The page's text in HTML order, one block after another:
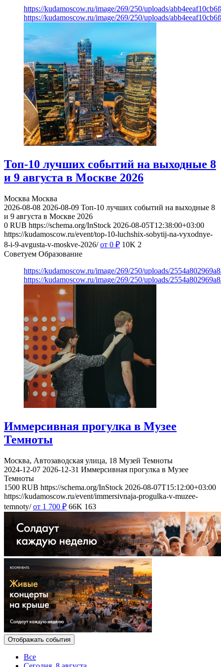
https://kudamoscow.ru/image/269/250/uploads/
https://kudamoscow.ru/image/269/250/uploads/
Топ-10 лучших событий на выходные 8
и 9 августа в Москве 2026
Москва Москва
2026-08-08 2026-08-09 Топ-10 лучших событий на выходные 8
и 9 августа в Москве 2026
0 RUB https://schema.org/InStock 2026-08-05T12:38:00+03:00
https://kudamoscow.ru/event/top-10-luchshix-sobytij-na-vyxodnye-
8-i-9-avgusta-v-moskve-2026/ от 0 ₽ 10K 2
Советуем Образование
https://kudamoscow.ru/image/269/250/uploads/
https://kudamoscow.ru/image/269/250/uploads/
Иммерсивная прогулка в Музее
Темноты
Москва, Автозаводская улица, 18 Музей Темноты
2024-12-07 2026-12-31 Иммерсивная прогулка в Музее
Темноты
1500 RUB https://schema.org/InStock 2026-08-07T15:12:00+03:00
https://kudamoscow.ru/event/immersivnaja-progulka-v-muzee-
temnoty/ от 1 700 ₽ 66K 163
Отображать события
Все